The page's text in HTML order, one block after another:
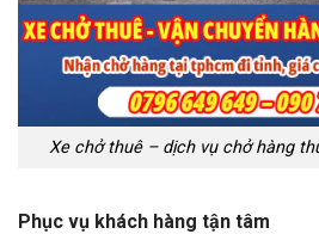
Xe chở thuê – dịch vụ chở hàng
Phục vụ khách hàng tận tâm